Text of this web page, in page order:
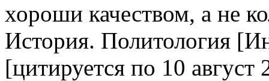
хороши качеством, а не
История. Политология
[цитируется по 10